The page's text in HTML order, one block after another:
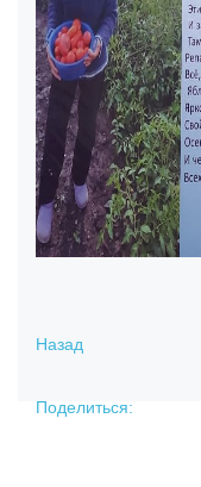
Назад
Поделиться: